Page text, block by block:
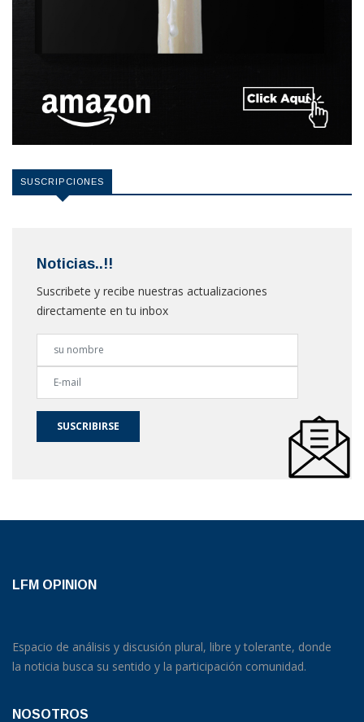
SUSCRIPCIONES
Noticias..!!
Suscribete y recibe nuestras actualizaciones
directamente en tu inbox
SUSCRIBIRSE
LFM OPINION
Espacio de análisis y discusión plural, libre y tolerante, donde
la noticia busca su sentido y la participación comunidad.
NOSOTROS